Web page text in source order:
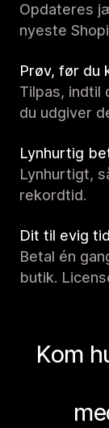
Opdateres
nyeste
Prøv, før du
Tilpas, indtil
du udgiver
Lynhurtig
Lynhurtigt,
rekordtid.
Dit til evig tid
Betal én
butik.
Kom